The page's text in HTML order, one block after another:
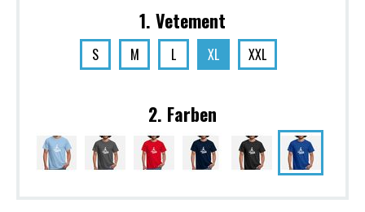
1. Vetement
S M L XL XXL
2. Farben